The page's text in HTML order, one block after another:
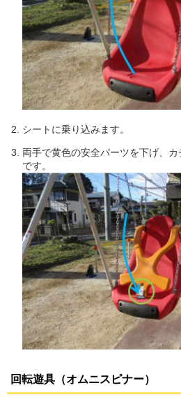
シートに乗り込みます。
両手で黄色の安全パーツを下げ、
です。
回転遊具（オムニスピナー）